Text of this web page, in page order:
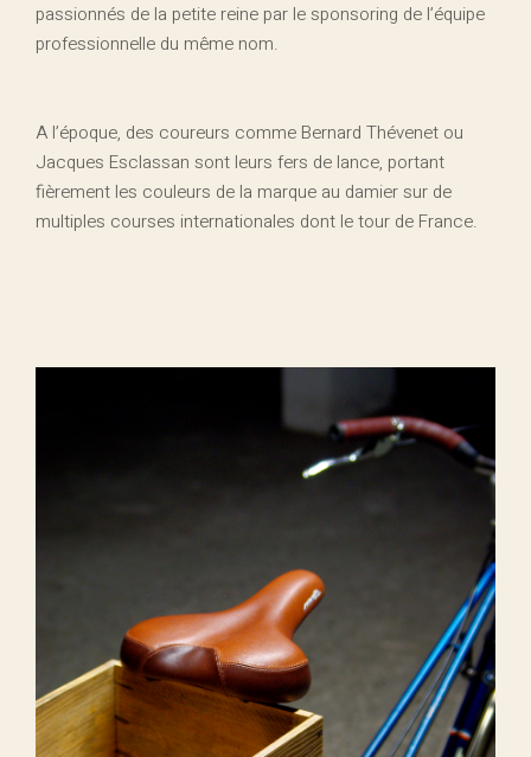
passionnés de la petite reine par le sponsoring de l’équipe
professionnelle du même nom.
A l’époque, des coureurs comme Bernard Thévenet ou
Jacques Esclassan sont leurs fers de lance, portant
fièrement les couleurs de la marque au damier sur de
multiples courses internationales dont le tour de France.